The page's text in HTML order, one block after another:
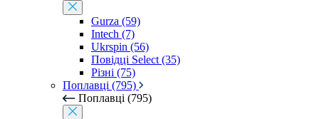
Gurza (59)
Intech (7)
Ukrspin (56)
Повідці Select (35)
Різні (75)
Поплавці (795)
Поплавці (795)